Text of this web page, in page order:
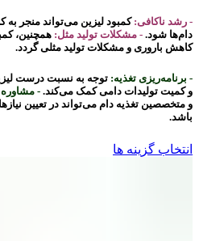
- رشد ناکافی: کمبود لیزین می‌تواند منجر
دام‌ها شود. - مشکلات تولید مثل: همچنین،
کاهش باروری و مشکلات تولید مثلی گردد.
- برنامه‌ریزی تغذیه: توجه به نسبت درست
و کمیت تولیدات دامی کمک می‌کند. -
و متخصصین تغذیه دام می‌تواند در تعیین
باشد.
انتخاب گزینه ها